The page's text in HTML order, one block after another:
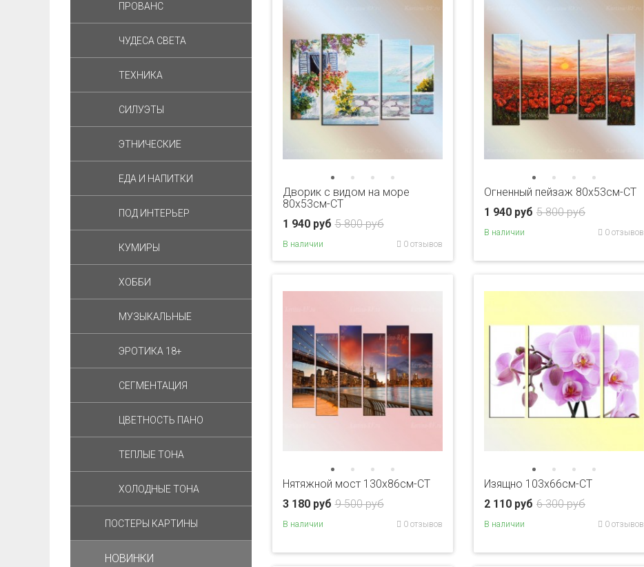
Дворик с видом на море
80x53см-CT
5 800 руб
1 940 руб
В наличии 0 отзывов
Огненный пейзаж 80x53см-CT
5 800 руб
1 940 руб
В наличии 0 отзывов
Нятяжной мост 130х86см-CT
9 500 руб
3 180 руб
В наличии 0 отзывов
Изящно 103х66см-CT
6 300 руб
2 110 руб
В наличии 0 отзывов
ПРОВАНС
ЧУДЕСА СВЕТА
ТЕХНИКА
СИЛУЭТЫ
ЭТНИЧЕСКИЕ
ЕДА И НАПИТКИ
ПОД ИНТЕРЬЕР
КУМИРЫ
ХОББИ
МУЗЫКАЛЬНЫЕ
ЭРОТИКА 18+
СЕГМЕНТАЦИЯ
ЦВЕТНОСТЬ ПАНО
ТЕПЛЫЕ ТОНА
ХОЛОДНЫЕ ТОНА
ПОСТЕРЫ КАРТИНЫ
НОВИНКИ